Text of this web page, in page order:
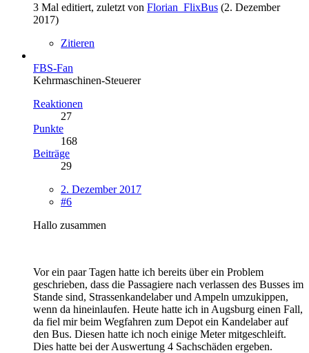
3 Mal editiert, zuletzt von Florian_FlixBus (2. Dezember
2017)
Zitieren
FBS-Fan
Kehrmaschinen-Steuerer
Reaktionen
27
Punkte
168
Beiträge
29
2. Dezember 2017
#6
Hallo zusammen
Vor ein paar Tagen hatte ich bereits über ein Problem
geschrieben, dass die Passagiere nach verlassen des Busses im
Stande sind, Strassenkandelaber und Ampeln umzukippen,
wenn da hineinlaufen. Heute hatte ich in Augsburg einen Fall,
da fiel mir beim Wegfahren zum Depot ein Kandelaber auf
den Bus. Diesen hatte ich noch einige Meter mitgeschleift.
Dies hatte bei der Auswertung 4 Sachschäden ergeben.